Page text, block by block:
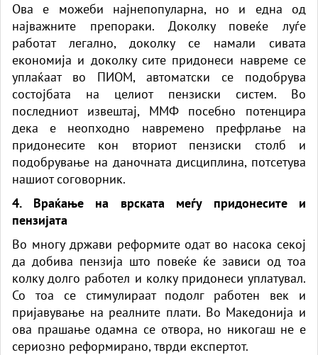
Ова е можеби најнепопуларна, но и една од
најважните препораки. Доколку повеќе луѓе
работат легално, доколку се намали сивата
економија и доколку сите придонеси навреме се
уплаќаат во ПИОМ, автоматски се подобрува
состојбата на целиот пензиски систем. Во
последниот извештај, ММФ посебно потенцира
дека е неопходно навремено префрлање на
придонесите кон вториот пензиски столб и
подобрување на даночната дисциплина, потсетува
нашиот соговорник.
4. Враќање на врската меѓу придонесите и
пензијата
Во многу држави реформите одат во насока секој
да добива пензија што повеќе ќе зависи од тоа
колку долго работел и колку придонеси уплатувал.
Со тоа се стимулираат подолг работен век и
пријавување на реалните плати. Во Македонија и
ова прашање одамна се отвора, но никогаш не е
сериозно реформирано, тврди експертот.